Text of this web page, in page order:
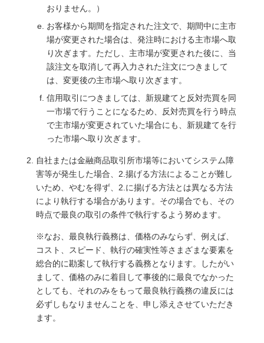
おりません。）
お客様から期間を指定された注文で、期間中に主市
場が変更された場合は、発注時における主市場へ取
り次ぎます。ただし、主市場が変更された後に、当
該注文を取消して再入力された注文につきまして
は、変更後の主市場へ取り次ぎます。
信用取引につきましては、新規建てと反対売買を同
一市場で行うことになるため、反対売買を行う時点
で主市場が変更されていた場合にも、新規建てを行
った市場へ取り次ぎます。
自社または金融商品取引所市場等においてシステム障
害等が発生した場合、2.揚げる方法によることが難し
いため、やむを得ず、2.に揚げる方法とは異なる方法
により執行する場合があります。その場合でも、その
時点で最良の取引の条件で執行するよう努めます。
※なお、最良執行義務は、価格のみならず、例えば、
コスト、スピード、執行の確実性等さまざまな要素を
総合的に勘案して執行する義務となります。したがい
まして、価格のみに着目して事後的に最良でなかった
としても、それのみをもって最良執行義務の違反には
必ずしもなりませんことを、申し添えさせていただき
ます。